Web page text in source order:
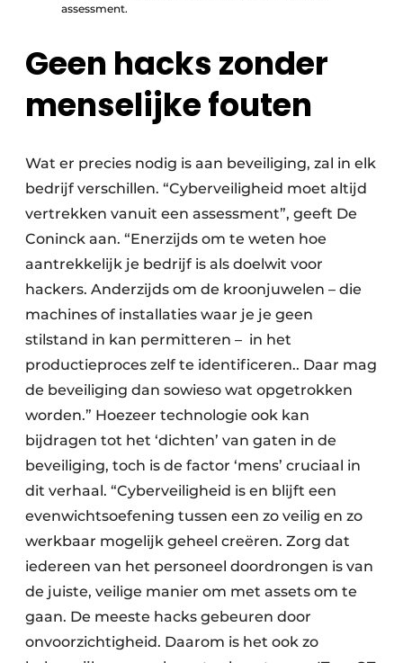
assessment.
Geen hacks zonder
menselijke fouten
Wat er precies nodig is aan beveiliging, zal in elk
bedrijf verschillen. “Cyberveiligheid moet altijd
vertrekken vanuit een assessment”, geeft De
Coninck aan. “Enerzijds om te weten hoe
aantrekkelijk je bedrijf is als doelwit voor
hackers. Anderzijds om de kroonjuwelen – die
machines of installaties waar je je geen
stilstand in kan permitteren – in het
productieproces zelf te identificeren.. Daar mag
de beveiliging dan sowieso wat opgetrokken
worden.” Hoezeer technologie ook kan
bijdragen tot het ‘dichten’ van gaten in de
beveiliging, toch is de factor ‘mens’ cruciaal in
dit verhaal. “Cyberveiligheid is en blijft een
evenwichtsoefening tussen een zo veilig en zo
werkbaar mogelijk geheel creëren. Zorg dat
iedereen van het personeel doordrongen is van
de juiste, veilige manier om met assets om te
gaan. De meeste hacks gebeuren door
onvoorzichtigheid. Daarom is het ook zo